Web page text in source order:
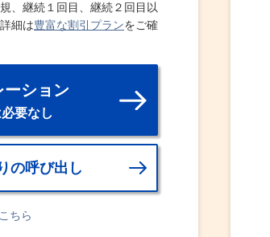
、継続１回目、継続２回目以
細は豊富な割引プランをご確
ーション
要なし
の呼び出し
ちら